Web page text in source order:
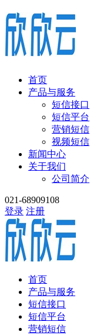
首页
产品与服务
短信接口
短信平台
营销短信
视频短信
新闻中心
关于我们
公司简介
021-68909108
登录 注册
首页
产品与服务
短信接口
短信平台
营销短信